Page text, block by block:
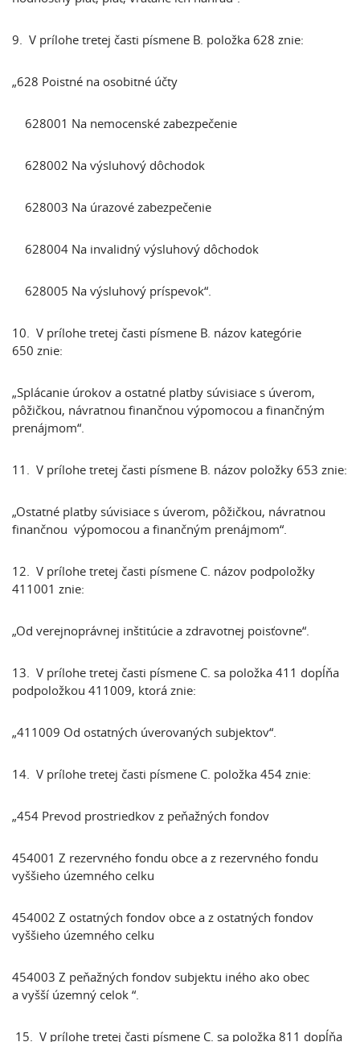
9. V prílohe tretej časti písmene B. položka 628 znie:
„628 Poistné na osobitné účty
628001 Na nemocenské zabezpečenie
628002 Na výsluhový dôchodok
628003 Na úrazové zabezpečenie
628004 Na invalidný výsluhový dôchodok
628005 Na výsluhový príspevok“.
10. V prílohe tretej časti písmene B. názov kategórie
650 znie:
„Splácanie úrokov a ostatné platby súvisiace s úverom,
pôžičkou, návratnou finančnou výpomocou a finančným
prenájmom“.
11. V prílohe tretej časti písmene B. názov položky 653 znie:
„Ostatné platby súvisiace s úverom, pôžičkou, návratnou
finančnou výpomocou a finančným prenájmom“.
12. V prílohe tretej časti písmene C. názov podpoložky
411001 znie:
„Od verejnoprávnej inštitúcie a zdravotnej poisťovne“.
13. V prílohe tretej časti písmene C. sa položka 411 dopĺňa
podpoložkou 411009, ktorá znie:
„411009 Od ostatných úverovaných subjektov“.
14. V prílohe tretej časti písmene C. položka 454 znie:
„454 Prevod prostriedkov z peňažných fondov
454001 Z rezervného fondu obce a z rezervného fondu
vyššieho územného celku
454002 Z ostatných fondov obce a z ostatných fondov
vyššieho územného celku
454003 Z peňažných fondov subjektu iného ako obec
a vyšší územný celok “.
15. V prílohe tretej časti písmene C. sa položka 811 dopĺňa